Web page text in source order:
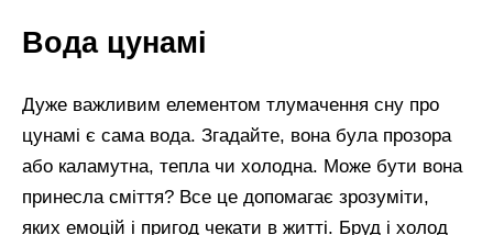
Вода цунамі
Дуже важливим елементом тлумачення сну про
цунамі є сама вода. Згадайте, вона була прозора
або каламутна, тепла чи холодна. Може бути вона
принесла сміття? Все це допомагає зрозуміти,
яких емоцій і пригод чекати в житті. Бруд і холод